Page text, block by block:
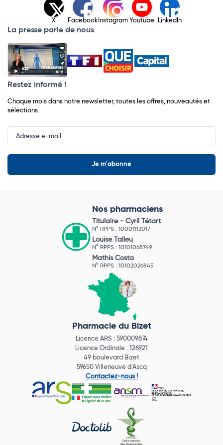
X Facebook Instagram Youtube LinkedIn
La presse parle de nous
Restez informé !
Chaque mois dans notre newsletter, toutes les offres, nouveautés et
sélections.
Input
Newsletter
Nos pharmaciens
Titulaire - Cyril Tétart
N° RPPS : 10001113017
Louise Talleu
N° RPPS : 10101068749
Mathis Costa
N° RPPS : 10102026845
Pharmacie du Bizet
Licence ARS : 590009874
Licence Ordinale : 126921
49 boulevard Bizet
59650 Villeneuve d'Ascq
Contactez-nous !